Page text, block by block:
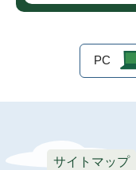
PC
サイトマップ